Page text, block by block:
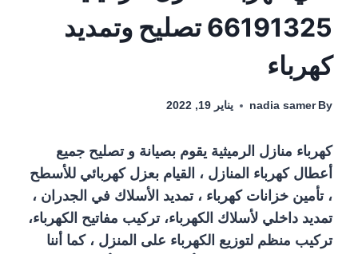
66191325 تصليح وتمديد
كهرباء
By
nadia samer يناير 19, 2022
كهرباء منازل الرميثية يقوم بصيانة و تصليح جميع
أعطال كهرباء المنازل ، القيام بعزل كهربائي للأسطح
، تأمين خزانات كهرباء ، تمديد الأسلاك في الجدران ،
تمديد داخلي لأسلاك الكهرباء، تركيب مفاتيح الكهرباء،
تركيب منظم لتوزيع الكهرباء على المنزل ، كما أننا